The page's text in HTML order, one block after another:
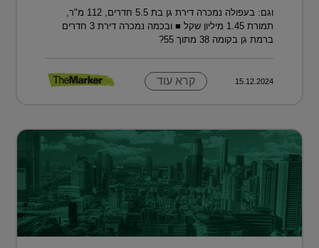
וגם: בעפולה נמכרה דירת גן בת 5.5 חדרים, 112 מ"ר,
תמורת 1.45 מיליון שקל ■ ובכמה נמכרה דירת 3 חדרים
ברמת גן בקומה 38 מתוך 55?
15.12.2024 קרא עוד